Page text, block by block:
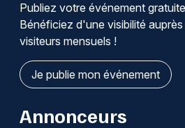
Publiez votre événement
Bénéficiez d'une visibilité
visiteurs mensuels !
Je publie mon événement
Annonceurs